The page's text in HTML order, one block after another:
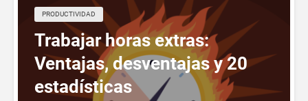
PRODUCTIVIDAD
Trabajar horas extras:
Ventajas, desventajas y 20
estadísticas